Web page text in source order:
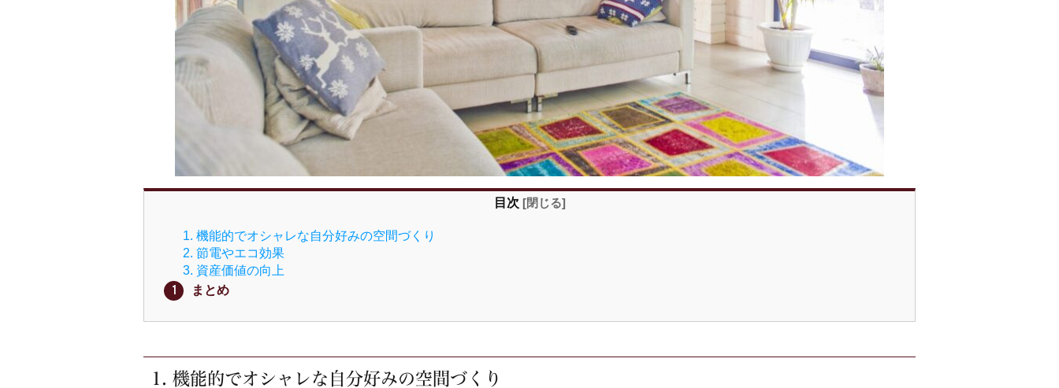
目次 [閉じる]
1. 機能的でオシャレな自分好みの空間づくり
2. 節電やエコ効果
3. 資産価値の向上
まとめ
1. 機能的でオシャレな自分好みの空間づくり